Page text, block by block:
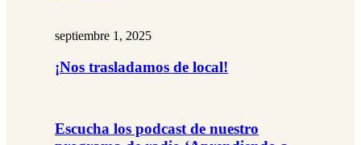
septiembre 1, 2025
¡Nos trasladamos de local!
Escucha los podcast de nuestro